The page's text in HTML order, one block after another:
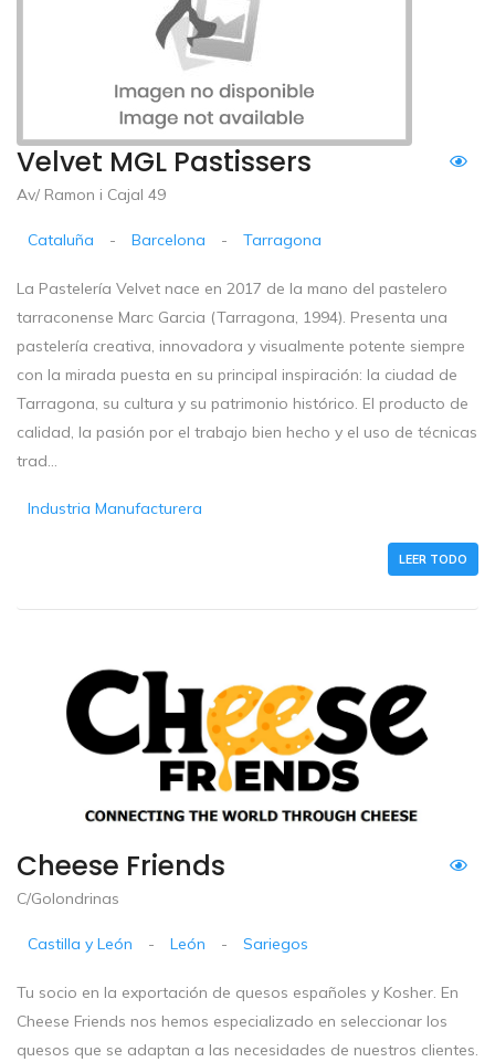
Velvet MGL Pastissers
Av/ Ramon i Cajal 49
Cataluña - Barcelona - Tarragona
La Pastelería Velvet nace en 2017 de la mano del pastelero
tarraconense Marc Garcia (Tarragona, 1994). Presenta una
pastelería creativa, innovadora y visualmente potente siempre
con la mirada puesta en su principal inspiración: la ciudad de
Tarragona, su cultura y su patrimonio histórico. El producto de
calidad, la pasión por el trabajo bien hecho y el uso de técnicas
trad...
Industria Manufacturera
LEER TODO
Cheese Friends
C/Golondrinas
Castilla y León - León - Sariegos
Tu socio en la exportación de quesos españoles y Kosher. En
Cheese Friends nos hemos especializado en seleccionar los
quesos que se adaptan a las necesidades de nuestros clientes.